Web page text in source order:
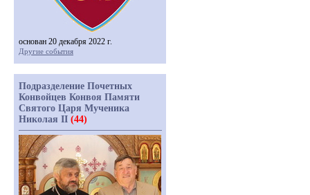
основан 20 декабря 2022 г.
Другие события
Подразделение Почетных
Конвойцев Конвоя Памяти
Святого Царя Мученика
Николая II (44)